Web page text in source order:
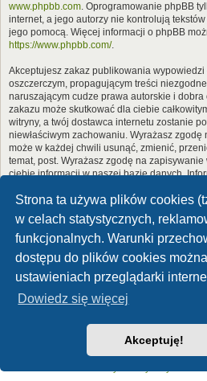
Strona ta używa plików cookies
w celach statystycznych,
funkcjonalnych. Warunki
dostępu do plików cookies
ustawieniach przeglądarki
Dowiedz się więcej
Akceptuję!
www.phpbb.com. Oprogramowanie phpBB
internet, a jego autorzy nie kontrolują
jego pomocą. Więcej informacji o phpBB
https://www.phpbb.com/.
Akceptujesz zakaz publikowania
oszczerczym, propagującym treści
naruszającym cudze prawa autorskie i
zakazu może skutkować dla ciebie
witryny, a twój dostawca internetu zostanie
niewłaściwym zachowaniu. Wyrażasz zgodę
może w każdej chwili usunąć, zmienić,
temat, post. Wyrażasz zgodę na
ciebie informacji w naszej bazie danych.
nikomu bez twojej zgody, ale ani „Forum
ponosi odpowiedzialności za włamania do
dojść do kradzieży danych.
Forum Dinozaury.com
Dinozaury.com©
Technologię dostarczaphpBB® Forum
Polski pakiet językowy